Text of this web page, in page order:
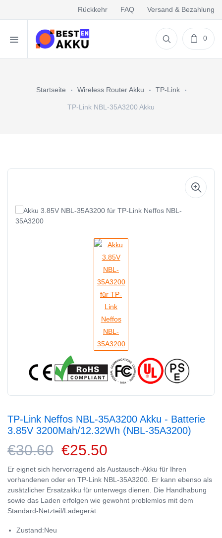
Rückkehr FAQ Versand & Bezahlung
0
Startseite Wireless Router Akku TP-Link
TP-Link NBL-35A3200 Akku
TP-Link Neffos NBL-35A3200 Akku - Batterie
3.85V 3200Mah/12.32Wh (NBL-35A3200)
€30.60 €25.50
Er eignet sich hervorragend als Austausch-Akku für Ihren
vorhandenen oder en TP-Link NBL-35A3200. Er kann ebenso als
zusätzlicher Ersatzakku für unterwegs dienen. Die Handhabung
sowie das Laden erfolgen wie gewohnt problemlos mit dem
Standard-Netzteil/Ladegerät.
Zustand:Neu